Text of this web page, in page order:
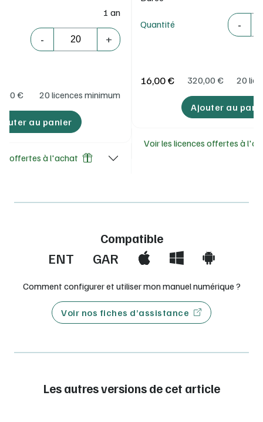
1 an
-
Quantité
+
€ 20 licences minimum
au panier
offertes à l'achat
Quantité -
Quantité
16,00 € 320,00 € 20
Ajouter au
Voir les licences offertes à
Compatible
ENT GAR
Comment configurer et utiliser mon manuel numérique ?
Voir nos fiches d’assistance
Les autres versions de cet article